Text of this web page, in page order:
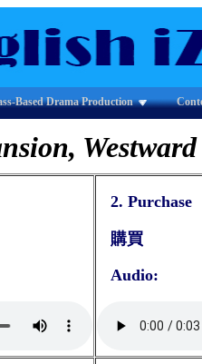
Based Drama Production
2. Purchase
購買
Audio: